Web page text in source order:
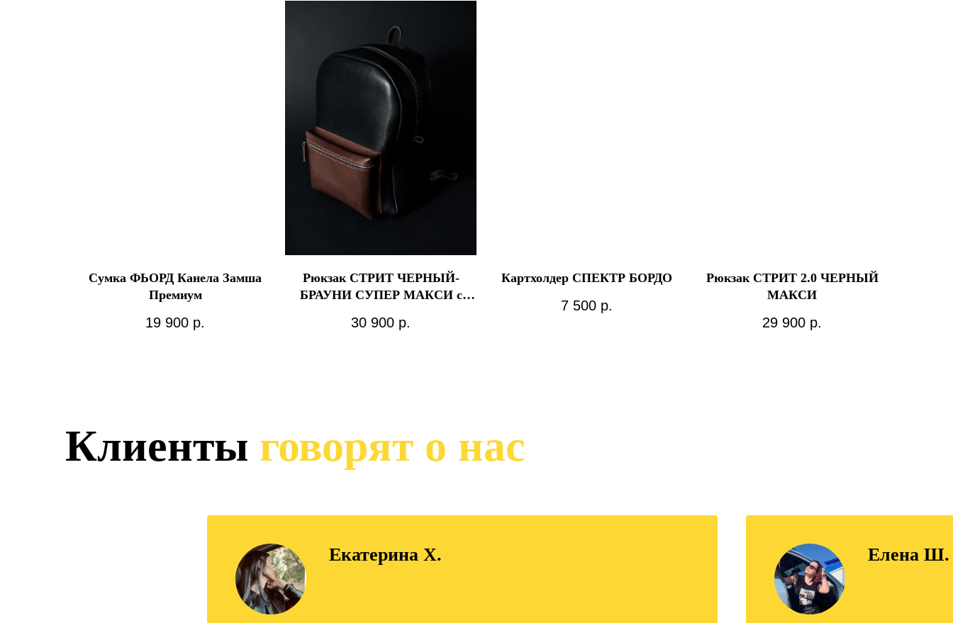
Сумка ФЬОРД Канела Замша
Премиум
19 900 р.
Рюкзак СТРИТ ЧЕРНЫЙ-
БРАУНИ СУПЕР МАКСИ с
30 900 р.
Картхолдер СПЕКТР БОРДО
7 500 р.
Рюкзак СТРИТ 2.0 ЧЕРНЫЙ
МАКСИ
29 900 р.
Клиенты говорят о нас
Екатерина Х. Елена Ш.